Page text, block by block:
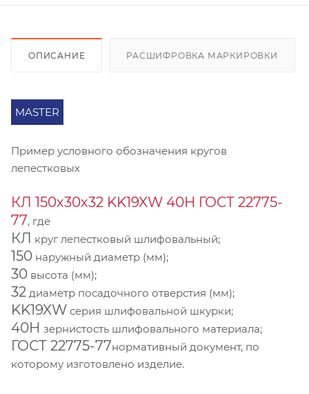
ОПИСАНИЕ РАСШИФРОВКА МАРКИРОВКИ
MASTER
Пример условного обозначения кругов
лепестковых
КЛ 150х30х32 KK19XW 40Н ГОСТ 22775-
77, где
КЛ круг лепестковый шлифовальный;
150 наружный диаметр (мм);
30 высота (мм);
32 диаметр посадочного отверстия (мм);
KK19XW серия шлифовальной шкурки;
40Н зернистость шлифовального материала;
ГОСТ 22775-77нормативный документ, по
которому изготовлено изделие.